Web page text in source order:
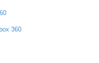
360